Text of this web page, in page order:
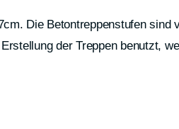
Die Betontreppenstufen sind
der Treppen benutzt,